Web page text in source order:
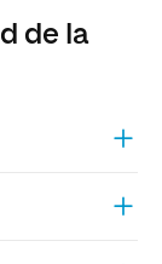
de la